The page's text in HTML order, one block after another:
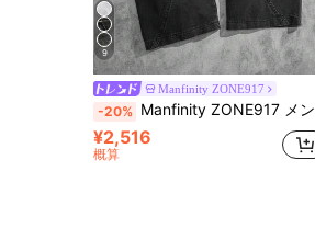
9
Manfinity ZONE917
-20% Manfinity ZONE917 メンズファッション ソリッドカラー ゆったりとしたカジュアルジーンズ
¥2,516
概算